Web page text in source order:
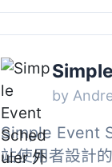
by
Simple Event
站使用者設計